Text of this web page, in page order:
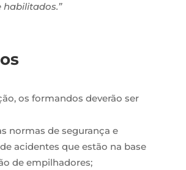
os formandos deverão ser
normas de segurança e
acidentes que estão na base
de empilhadores;